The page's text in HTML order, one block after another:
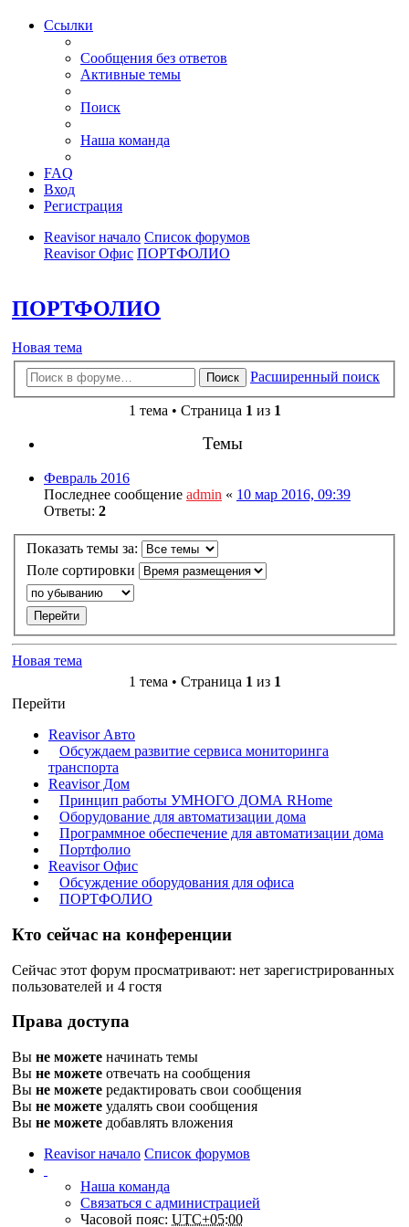
Ссылки
Сообщения без ответов
Активные темы
Поиск
Наша команда
FAQ
Вход
Регистрация
Reavisor начало Список форумов
Reavisor Офис ПОРТФОЛИО
ПОРТФОЛИО
Новая тема
Поиск Расширенный поиск
1 тема • Страница 1 из 1
Темы
Февраль 2016
Последнее сообщение admin « 10 мар 2016, 09:39
Ответы: 2
Показать темы за:
Поле сортировки
Новая тема
1 тема • Страница 1 из 1
Перейти
Reavisor Авто
Обсуждаем развитие сервиса мониторинга
транспорта
Reavisor Дом
Принцип работы УМНОГО ДОМА RHome
Оборудование для автоматизации дома
Программное обеспечение для автоматизации дома
Портфолио
Reavisor Офис
Обсуждение оборудования для офиса
ПОРТФОЛИО
Кто сейчас на конференции
Сейчас этот форум просматривают: нет зарегистрированных
пользователей и 4 гостя
Права доступа
Вы не можете начинать темы
Вы не можете отвечать на сообщения
Вы не можете редактировать свои сообщения
Вы не можете удалять свои сообщения
Вы не можете добавлять вложения
Reavisor начало Список форумов
Наша команда
Связаться с администрацией
Часовой пояс: UTC+05:00